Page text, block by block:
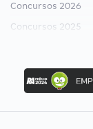
Concursos 2026
Concursos 2025
Concurso Ibama
Concurso MPU
Editais publicados